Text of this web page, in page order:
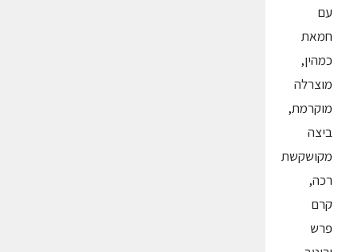
עם
חמאת
כמהין,
מוצרלה
מוקרמת,
ביצה
מקושקשת
רכה,
קרם
פרש